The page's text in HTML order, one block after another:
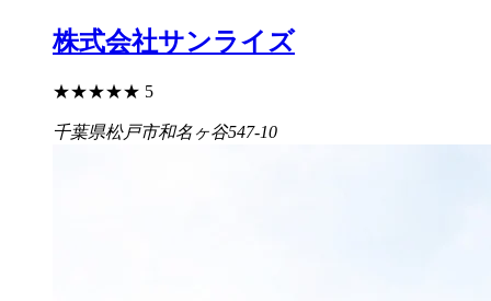
株式会社サンライズ
★★★★★ 5
千葉県松戸市和名ヶ谷547-10